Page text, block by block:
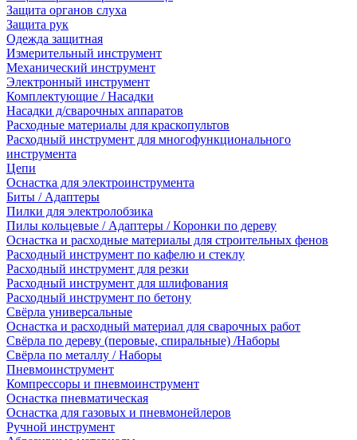
Защита органов слуха
Защита рук
Одежда защитная
Измерительный инструмент
Механический инструмент
Электронный инструмент
Комплектующие / Насадки
Насадки д/сварочных аппаратов
Расходные материалы для краскопультов
Расходный инструмент для многофункционального
инструмента
Цепи
Оснастка для электроинструмента
Биты / Адаптеры
Пилки для электролобзика
Пилы кольцевые / Адаптеры / Коронки по дереву
Оснастка и расходные материалы для строительных фенов
Расходный инструмент по кафелю и стеклу
Расходный инструмент для резки
Расходный инструмент для шлифования
Расходный инструмент по бетону
Свёрла универсальные
Оснастка и расходный материал для сварочных работ
Свёрла по дереву (перовые, спиральные) /Наборы
Свёрла по металлу / Наборы
Пневмоинструмент
Компрессоры и пневмоинструмент
Оснастка пневматическая
Оснастка для газовых и пневмонейлеров
Ручной инструмент